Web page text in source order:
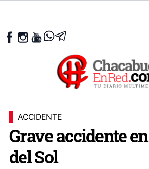
ACCIDENTE
Grave accidente
del Sol